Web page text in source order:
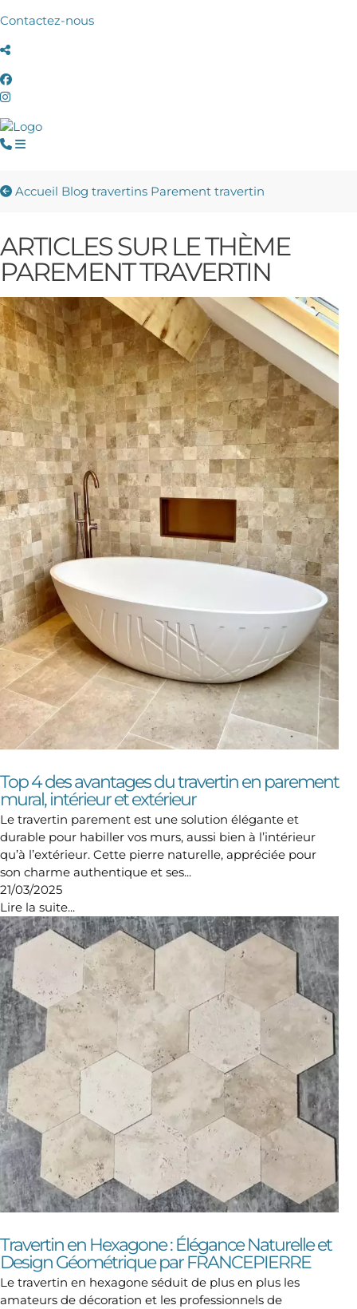
Contactez-nous
Accueil Blog travertins Parement travertin
ARTICLES SUR LE THÈME
PAREMENT TRAVERTIN
Top 4 des avantages du travertin en parement
mural, intérieur et extérieur
Le travertin parement est une solution élégante et
durable pour habiller vos murs, aussi bien à l’intérieur
qu’à l’extérieur. Cette pierre naturelle, appréciée pour
son charme authentique et ses...
21/03/2025
Lire la suite...
Travertin en Hexagone : Élégance Naturelle et
Design Géométrique par FRANCEPIERRE
Le travertin en hexagone séduit de plus en plus les
amateurs de décoration et les professionnels de